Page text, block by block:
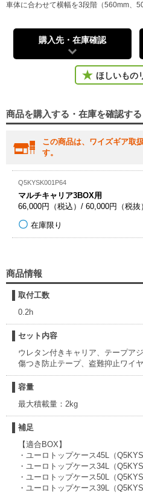
車体に合わせて横幅を3段階（560mm、
購入先・在庫確認
ほしいもの
商品を購入する・在庫を確認する
この商品は、ワイズギア取
す。
Q5KYSK001P64
マルチキャリア3BOX用
66,000円（税込）/ 60,000円（税抜
在庫限り
商品情報
取付工数
0.2h
セット内容
ウレタン付きキャリア、テープア
傷つき防止テープ、盗難抑止ワイ
容量
最大積載量：2kg
補足
【適合BOX】
・ユーロトップケース45L（
・ユーロトップケース34L（
・ユーロトップケース50L（
・ユーロトップケース39L（